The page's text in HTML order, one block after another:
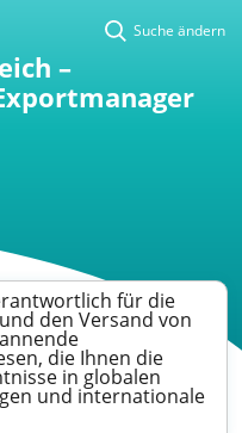
Suche ändern
–
für die
den Versand von
die Ihnen die
in globalen
und internationale